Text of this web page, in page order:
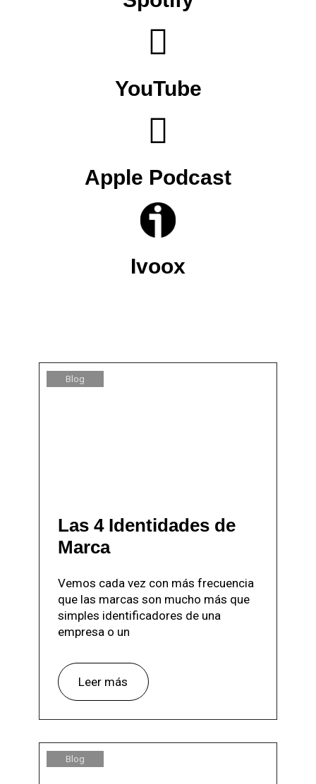
YouTube
Apple Podcast
Ivoox
Blog
Las 4 Identidades de
Marca
Vemos cada vez con más frecuencia
que las marcas son mucho más que
simples identificadores de una
empresa o un
Leer más
Blog